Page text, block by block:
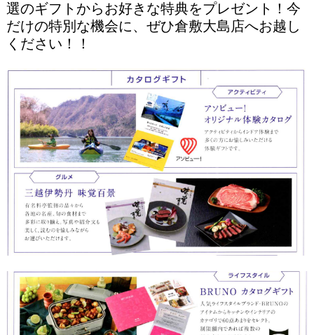
選のギフトからお好きな特典をプレゼント！ 今
だけの特別な機会に、ぜひ倉敷大島店へお越し
ください！！